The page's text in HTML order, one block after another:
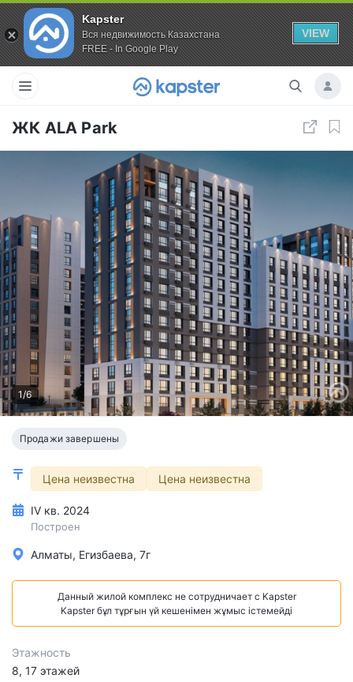
Kapster
Вся недвижимость Казахстана
FREE - In Google Play
VIEW
ЖК ALA Park
1/6
Продажи завершены
Цена неизвестна Цена неизвестна
IV кв. 2024
Построен
Алматы, Егизбаева, 7г
Данный жилой комплекс не сотрудничает с Kapster
Kapster бұл тұрғын үй кешенімен жұмыс істемейді
Этажность
8, 17 этажей